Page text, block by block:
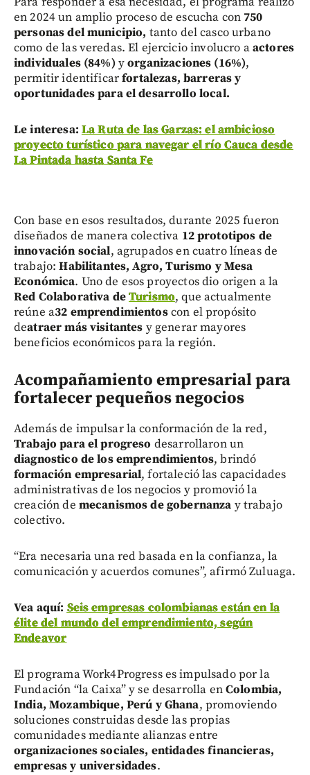
en 2024 un amplio proceso de escucha con750
personas del municipio, tanto del casco urbano
como de las veredas. El ejercicio involucro aactores
individuales (84%)yorganizaciones (16%),
permitir identificarfortalezas, barreras y
oportunidades para el desarrollo local.
Le interesa: La Ruta de las Garzas: el ambicioso
proyecto turístico para navegar el río Cauca desde
La Pintada hasta Santa Fe
Con base en esos resultados, durante 2025 fueron
diseñados de manera colectiva 12 prototipos de
innovación social, agrupados en cuatro líneas de
trabajo:Habilitantes, Agro, Turismo y Mesa
Económica. Uno de esos proyectos dio origen a la
Red Colaborativa deTurismo, que actualmente
reúne a32 emprendimientoscon el propósito
deatraer más visitantes y generar mayores
beneficios económicos para la región.
Acompañamiento empresarial para
fortalecer pequeños negocios
Además de impulsar la conformación de la red,
Trabajo para el progreso desarrollaron un
diagnostico de los emprendimientos, brindó
formación empresarial, fortaleció las capacidades
administrativas de los negocios y promovió la
creación de mecanismos de gobernanza y trabajo
colectivo.
“Era necesaria una red basada en la confianza, la
comunicación y acuerdos comunes”, afirmó Zuluaga.
Vea aquí: Seis empresas colombianas están en la
élite del mundo del emprendimiento, según
Endeavor
El programa Work4Progress es impulsado por la
Fundación “la Caixa” y se desarrolla enColombia,
India, Mozambique, Perú y Ghana, promoviendo
soluciones construidas desde las propias
comunidades mediante alianzas entre
organizaciones sociales, entidades financieras,
empresas y universidades.